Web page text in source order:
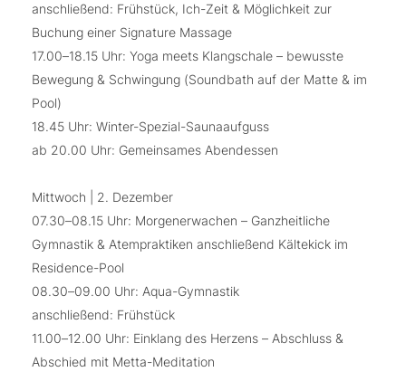
anschließend: Frühstück, Ich-Zeit & Möglichkeit zur
Buchung einer Signature Massage
17.00–18.15 Uhr: Yoga meets Klangschale – bewusste
Bewegung & Schwingung (Soundbath auf der Matte & im
Pool)
18.45 Uhr: Winter-Spezial-Saunaaufguss
ab 20.00 Uhr: Gemeinsames Abendessen
Mittwoch | 2. Dezember
07.30–08.15 Uhr: Morgenerwachen – Ganzheitliche
Gymnastik & Atempraktiken anschließend Kältekick im
Residence-Pool
08.30–09.00 Uhr: Aqua-Gymnastik
anschließend: Frühstück
11.00–12.00 Uhr: Einklang des Herzens – Abschluss &
Abschied mit Metta-Meditation